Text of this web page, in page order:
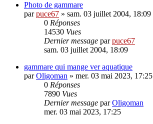
Photo de gammare
parpuce67 » sam. 03 juillet 2004, 18:09
0 Réponses
14530 Vues
Dernier message parpuce67
sam. 03 juillet 2004, 18:09
gammare qui mange ver aquatique
parOligoman » mer. 03 mai 2023, 17:25
0 Réponses
7890 Vues
Dernier message parOligoman
mer. 03 mai 2023, 17:25